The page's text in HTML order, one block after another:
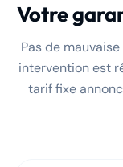
Votre
Pas de
intervention est
tarif fixe